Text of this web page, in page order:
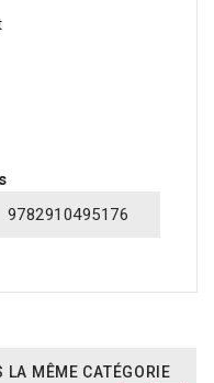
9782910495176
LA MÊME CATÉGORIE